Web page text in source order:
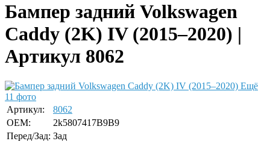
Бампер задний Volkswagen
Caddy (2K) IV (2015–2020) |
Артикул 8062
Ещё
11 фото
Артикул:
8062
OEM:
2k5807417B9B9
Перед/Зад: Зад